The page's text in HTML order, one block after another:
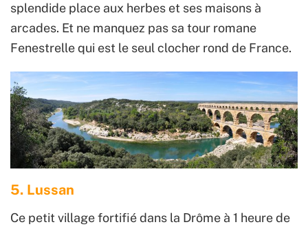
splendide place aux herbes et ses maisons à
arcades. Et ne manquez pas sa tour romane
Fenestrelle qui est le seul clocher rond de France.
5. Lussan
Ce petit village fortifié dans la Drôme à 1 heure de